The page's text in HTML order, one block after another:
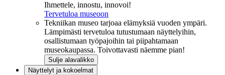
Ihmettele, innostu, innovoi!
Tervetuloa museoon
Tekniikan museo tarjoaa elämyksiä vuoden ympäri.
Lämpimästi tervetuloa tutustumaan näyttelyihin,
osallistumaan työpajoihin tai piipahtamaan
museokaupassa. Toivottavasti näemme pian!
Sulje alavalikko
Näyttelyt ja kokoelmat